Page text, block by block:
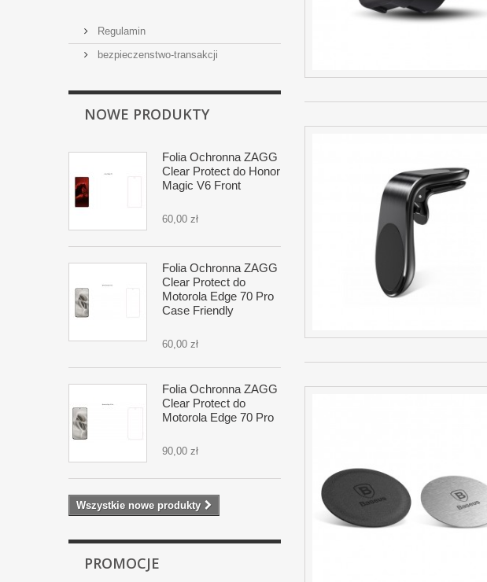
Regulamin
bezpieczenstwo-transakcji
NOWE PRODUKTY
Folia Ochronna ZAGG
Clear Protect do Honor
Magic V6 Front
60,00 zł
Folia Ochronna ZAGG
Clear Protect do
Motorola Edge 70 Pro
Case Friendly
60,00 zł
Folia Ochronna ZAGG
Clear Protect do
Motorola Edge 70 Pro
90,00 zł
Wszystkie nowe produkty
PROMOCJE